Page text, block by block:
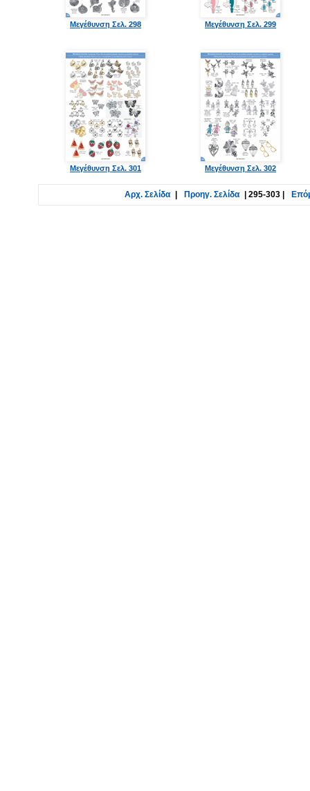
Μεγέθυνση Σελ. 298 Μεγέθυνση Σελ. 299
Μεγέθυνση Σελ. 301 Μεγέθυνση Σελ. 302
Αρχ. Σελίδα Προηγ. Σελίδα 295-303